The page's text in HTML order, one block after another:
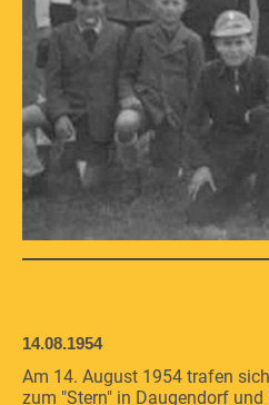
14.08.1954
Am 14. August 1954 trafen
zum "Stern" in Daugendorf